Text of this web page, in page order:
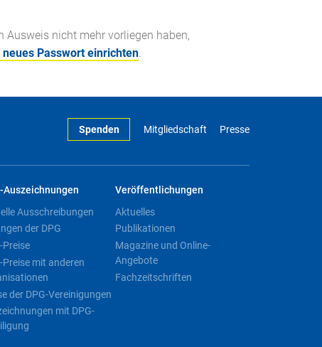
Ausweis nicht mehr vorliegen haben,
Passwort einrichten
Spenden Mitgliedschaft Presse
Auszeichnungen
Ausschreibungen
der DPG
Preise
Preise mit anderen
der DPG-Vereinigungen
mit DPG-
Veröffentlichungen
Aktuelles
Publikationen
Magazine und Online-
Angebote
Fachzeitschriften